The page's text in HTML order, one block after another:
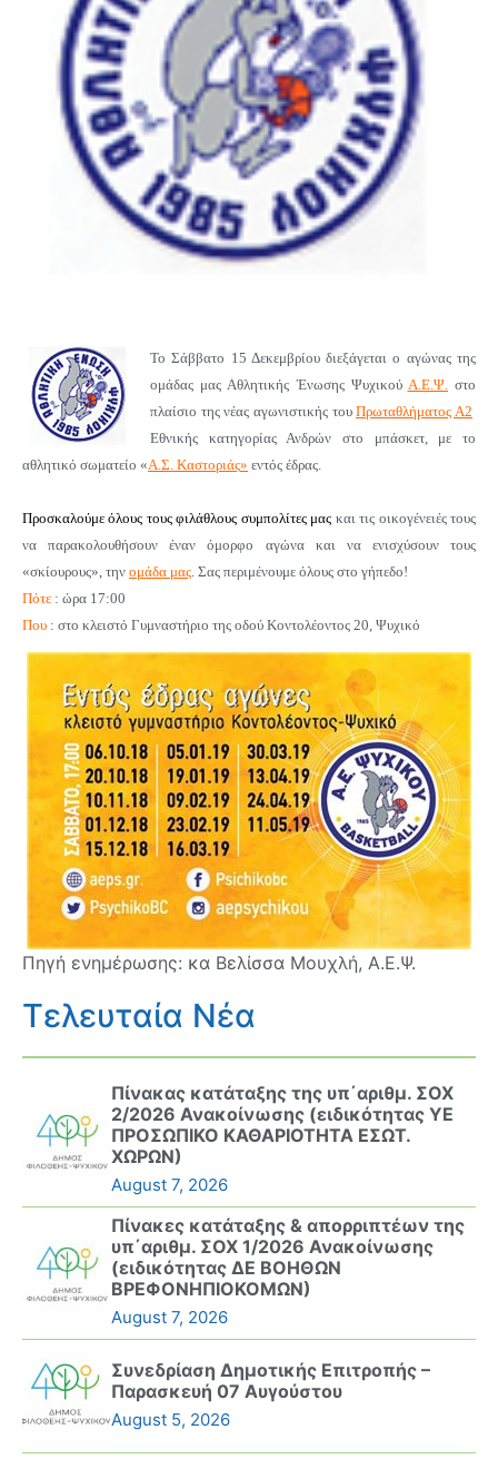
Το Σάββατο 15 Δεκεμβρίουδιεξάγεται ο αγώνας της
ομάδας μας Αθλητικής Ένωσης Ψυχικού Α.Ε.Ψ.
στο
πλαίσιο της νέας αγωνιστικής τουΠρωταθλήματος Α2
Εθνικής κατηγορίας Ανδρών στο μπάσκετ, με το
αθλητικό σωματείο «Α.Σ. Καστοριάς» εντός έδρας.
Προσκαλούμε όλους τους φιλάθλους συμπολίτες μας και τις οικογένειές τους
να παρακολουθήσουν έναν όμορφο αγώνα και να ενισχύσουν τους
«σκίουρους», την ομάδα μας . Σας περιμένουμε όλους στο γήπεδο!
Πότε : ώρα 17:00
Που : στο κλειστό Γυμναστήριο της οδού Κοντολέοντος 20, Ψυχικό
Πηγή ενημέρωσης: κα Βελίσσα Μουχλή, Α.Ε.Ψ.
Τελευταία Νέα
Πίνακας κατάταξης της υπ΄αριθμ. ΣΟΧ
2/2026 Ανακοίνωσης (ειδικότητας ΥΕ
ΠΡΟΣΩΠΙΚΟ ΚΑΘΑΡΙΟΤΗΤΑ ΕΣΩΤ.
ΧΩΡΩΝ)
August 7, 2026
Πίνακες κατάταξης & απορριπτέων της
υπ΄αριθμ. ΣΟΧ 1/2026 Ανακοίνωσης
(ειδικότητας ΔΕ ΒΟΗΘΩΝ
ΒΡΕΦΟΝΗΠΙΟΚΟΜΩΝ)
August 7, 2026
Συνεδρίαση Δημοτικής Επιτροπής –
Παρασκευή 07 Αυγούστου
August 5, 2026